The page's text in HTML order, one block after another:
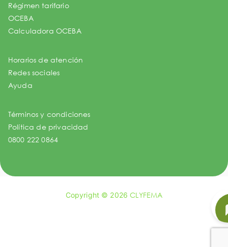
Régimen tarifario
OCEBA
Calculadora OCEBA
Horarios de atención
Redes sociales
Ayuda
Términos y condiciones
Política de privacidad
0800 222 0864
Copyright © 2026CLYFEMA